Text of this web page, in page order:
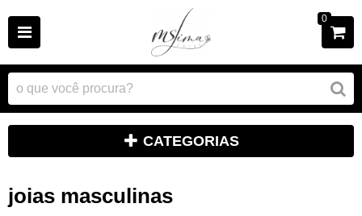
0
CATEGORIAS
joias masculinas